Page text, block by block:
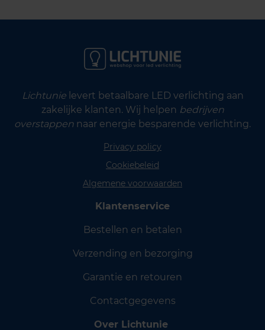
Lichtunielevert betaalbare LED verlichting aan
zakelijke klanten. Wij helpen bedrijven
overstappen naar energie besparende verlichting.
Privacy policy
Cookiebeleid
Algemene voorwaarden
Klantenservice
Bestellen en betalen
Verzending en bezorging
Garantie en retouren
Contactgegevens
Over Lichtunie